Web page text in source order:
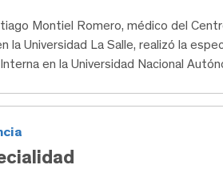
Montiel Romero, médico del
la Universidad La Salle, realizó la
en la Universidad Nacional